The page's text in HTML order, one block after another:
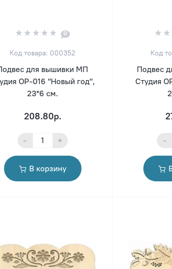
0
Код товара: 000352
для вышивки МП
ОР-016 "Новый год",
23*6 см.
208.80р.
- +
В корзину
Код
Подвес
Студия
-